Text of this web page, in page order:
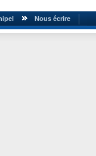
Nous écrire